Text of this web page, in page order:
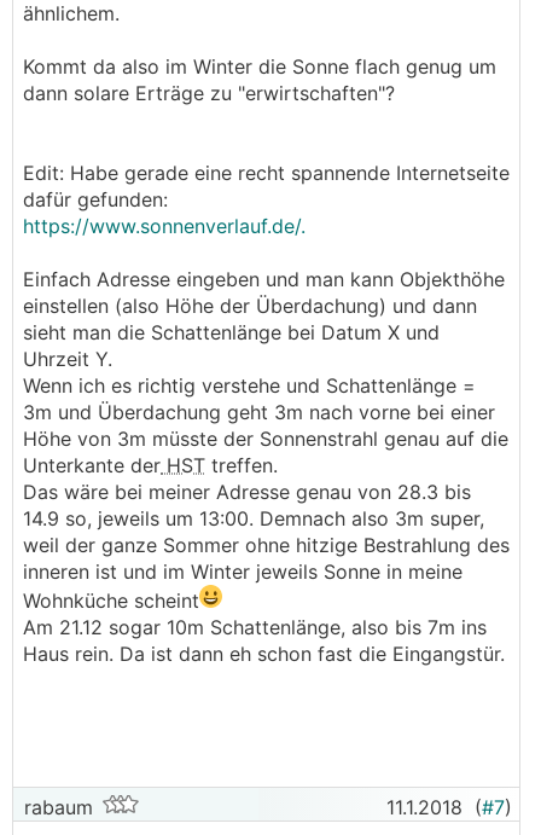
ähnlichem.
Kommt da also im Winter die Sonne flach genug um
dann solare Erträge zu "erwirtschaften"?
Edit: Habe gerade eine recht spannende Internetseite
dafür gefunden:
https://www.sonnenverlauf.de/.
Einfach Adresse eingeben und man kann Objekthöhe
einstellen (also Höhe der Überdachung) und dann
sieht man die Schattenlänge bei Datum X und
Uhrzeit Y.
Wenn ich es richtig verstehe und Schattenlänge =
3m und Überdachung geht 3m nach vorne bei einer
Höhe von 3m müsste der Sonnenstrahl genau auf die
Unterkante der HST treffen.
Das wäre bei meiner Adresse genau von 28.3 bis
14.9 so, jeweils um 13:00. Demnach also 3m super,
weil der ganze Sommer ohne hitzige Bestrahlung des
inneren ist und im Winter jeweils Sonne in meine
Wohnküche scheint
Am 21.12 sogar 10m Schattenlänge, also bis 7m ins
Haus rein. Da ist dann eh schon fast die Eingangstür.
rabaum 11.1.2018 (#7)